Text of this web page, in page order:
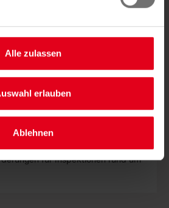
Alle zulassen
erlauben
Ablehnen
Recyclinggips
erfüllt das La­bor clug Tro­
für In­spekt­ion­en rund um